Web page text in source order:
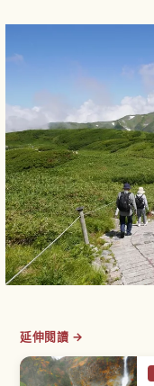
延伸閱讀 →